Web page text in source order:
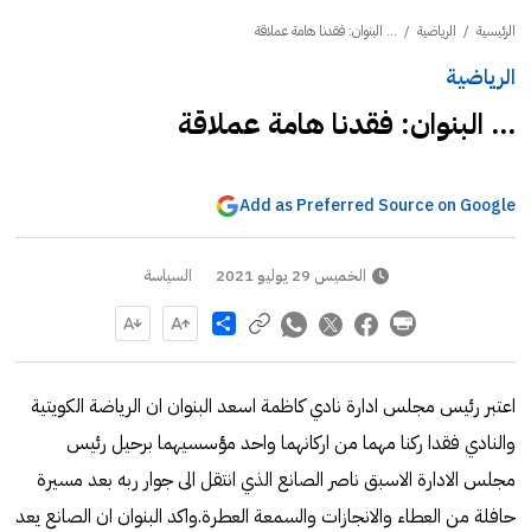
الرئيسية / الرياضية / ... البنوان: فقدنا هامة عملاقة
الرياضية
... البنوان: فقدنا هامة عملاقة
Add as Preferred Source on Google
الخميس 29 يوليو 2021 السياسة
Share
اعتبر رئيس مجلس ادارة نادي كاظمة اسعد البنوان ان الرياضة الكويتية
والنادي فقدا ركنا مهما من اركانهما واحد مؤسسيهما برحيل رئيس
مجلس الادارة الاسبق ناصر الصانع الذي انتقل الى جوار ربه بعد مسيرة
حافلة من العطاء والانجازات والسمعة العطرة.واكد البنوان ان الصانع يعد